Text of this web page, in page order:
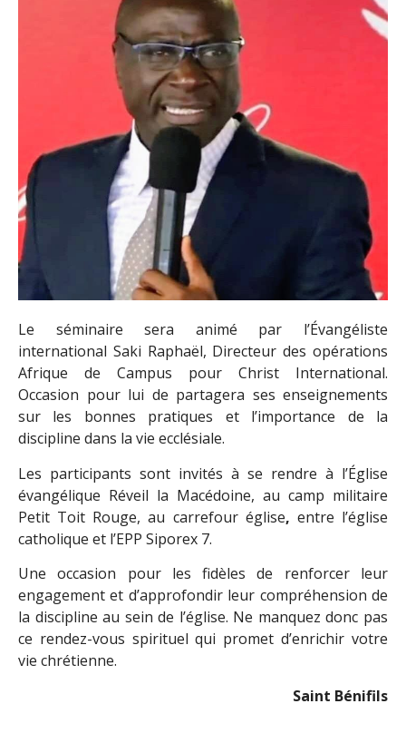
Le séminaire sera animé par l’Évangéliste
international Saki Raphaël, Directeur des opérations
Afrique de Campus pour Christ International.
Occasion pour lui de partagera ses enseignements
sur les bonnes pratiques et l’importance de la
discipline dans la vie ecclésiale.
Les participants sont invités à se rendre à l’Église
évangélique Réveil la Macédoine, au camp militaire
Petit Toit Rouge, au carrefour église, entre l’église
catholique et l’EPP Siporex 7.
Une occasion pour les fidèles de renforcer leur
engagement et d’approfondir leur compréhension de
la discipline au sein de l’église. Ne manquez donc pas
ce rendez-vous spirituel qui promet d’enrichir votre
vie chrétienne.
Saint Bénifils